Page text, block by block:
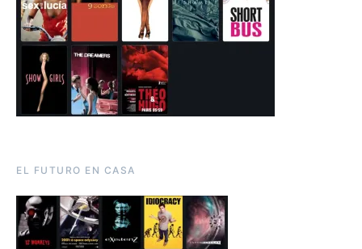
EL FUTURO EN CASA